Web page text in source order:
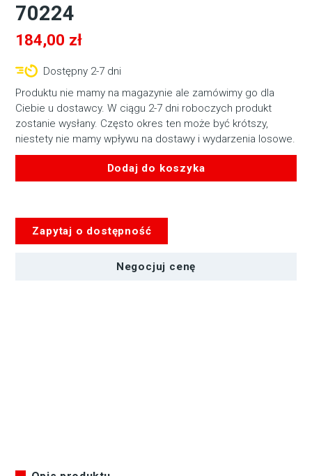
70224
184,00 zł
Dostępny 2-7 dni
Produktu nie mamy na magazynie ale zamówimy go dla
Ciebie u dostawcy. W ciągu 2-7 dni roboczych produkt
zostanie wysłany. Często okres ten może być krótszy,
niestety nie mamy wpływu na dostawy i wydarzenia losowe.
Dodaj do koszyka
Kablowy
AdamZapytaj o dostępność
Negocjuj cenę